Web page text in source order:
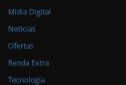
Mídia Digital
Noticias
Ofertas
Renda Extra
Tecnologia